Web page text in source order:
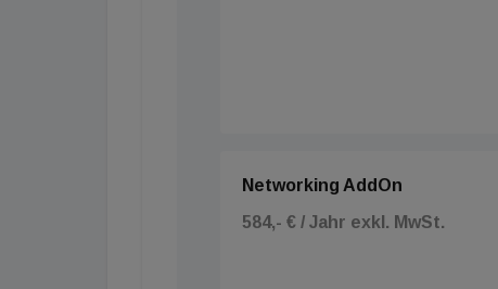
Networking AddOn
584,- € / Jahr exkl. MwSt.